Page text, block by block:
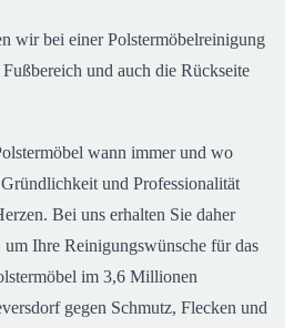
wir bei einer Polstermöbelreinigung
und auch die Rückseite
wann immer und wo
und Professionalität
Bei uns erhalten Sie daher
Ihre Reinigungswünsche für das
im 3,6 Millionen
gegen Schmutz, Flecken und